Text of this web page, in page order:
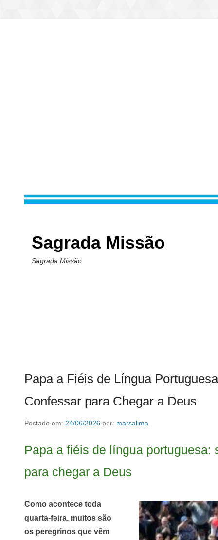
Sagrada Missão
Sagrada Missão
Papa a Fiéis de Língua
Confessar para Chegar a Deus
Postado em: 24/06/2026 por: marsalima
Papa a fiéis de língua
para chegar a Deus
Como acontece toda
quarta-feira, muitos são
os peregrinos que vêm